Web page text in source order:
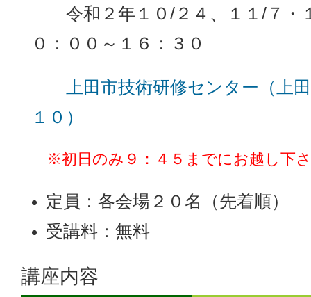
令和２年１０/２４、１１/７・
０：００～１６：３０
上田市技術研修センター（上
１０）
※初日のみ９：４５までにお越し下
定員：各会場２０名（先着順）
受講料：無料
講座内容